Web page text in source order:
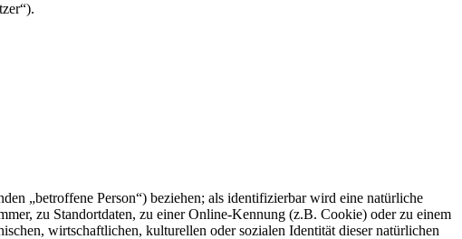
„betroffene Person“) beziehen; als identifizierbar wird eine natürliche
zu Standortdaten, zu einer Online-Kennung (z.B. Cookie) oder zu einem
wirtschaftlichen, kulturellen oder sozialen Identität dieser natürlichen